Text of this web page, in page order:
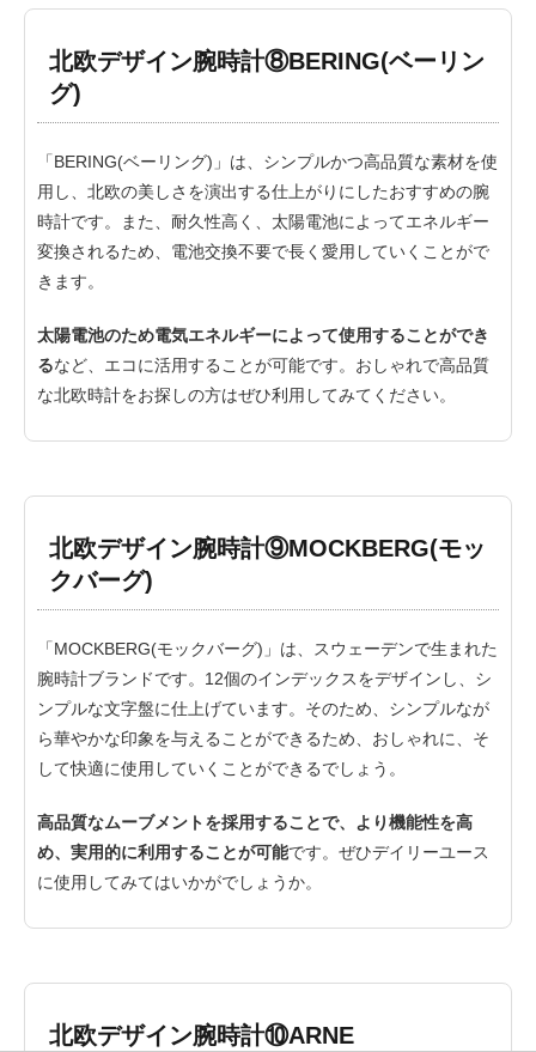
北欧デザイン腕時計⑧BERING(ベーリン
グ)
「BERING(ベーリング)」は、シンプルかつ高品質な素材を使
用し、北欧の美しさを演出する仕上がりにしたおすすめの腕
時計です。また、耐久性高く、太陽電池によってエネルギー
変換されるため、電池交換不要で長く愛用していくことがで
きます。
太陽電池のため電気エネルギーによって使用することができ
るなど、エコに活用することが可能です。おしゃれで高品質
な北欧時計をお探しの方はぜひ利用してみてください。
北欧デザイン腕時計⑨MOCKBERG(モッ
クバーグ)
「MOCKBERG(モックバーグ)」は、スウェーデンで生まれた
腕時計ブランドです。12個のインデックスをデザインし、シ
ンプルな文字盤に仕上げています。そのため、シンプルなが
ら華やかな印象を与えることができるため、おしゃれに、そ
して快適に使用していくことができるでしょう。
高品質なムーブメントを採用することで、より機能性を高
め、実用的に利用することが可能です。ぜひデイリーユース
に使用してみてはいかがでしょうか。
北欧デザイン腕時計⑩ARNE